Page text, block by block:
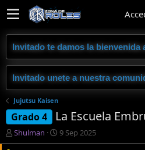
Invitado te damos la bienvenida
Invitado unete a nuestra
Jujutsu Kaisen
Grado 4 La Escuela
I
n
Shulman
F
e
9 Sep 2025